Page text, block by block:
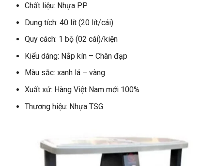
Chất liệu: Nhựa PP
Dung tích: 40 lít (20 lít/cái)
Quy cách: 1 bộ (02 cái)/kiện
Kiểu dáng: Nắp kín – Chân đạp
Màu sắc: xanh lá – vàng
Xuất xứ: Hàng Việt Nam mới 100%
Thương hiệu: Nhựa TSG